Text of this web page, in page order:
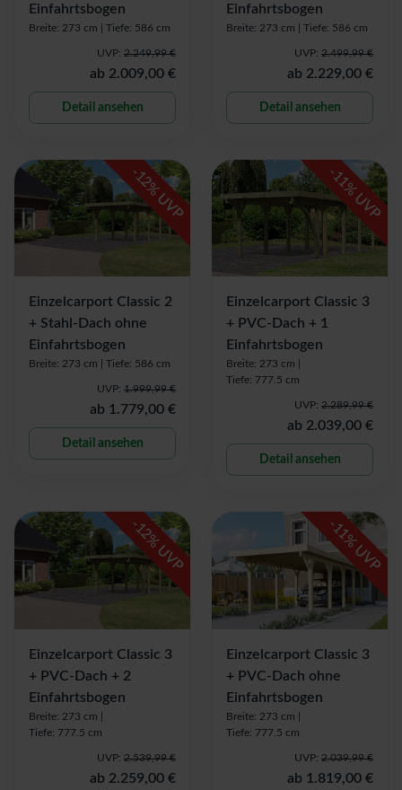
Einfahrtsbogen
Breite: 273 cm | Tiefe: 586 cm
UVP: 2.249,99 €
ab 2.009,00 €
Detail ansehen
Einfahrtsbogen
Breite: 273 cm | Tiefe: 586 cm
UVP: 2.499,99 €
ab 2.229,00 €
Detail ansehen
-
12
% UVP
Einzelcarport Classic 2
+ Stahl-Dach ohne
Einfahrtsbogen
Breite: 273 cm | Tiefe: 586 cm
UVP: 1.999,99 €
ab 1.779,00 €
Detail ansehen
-
11
% UVP
Einzelcarport Classic 3
+ PVC-Dach + 1
Einfahrtsbogen
Breite: 273 cm |
Tiefe: 777.5 cm
UVP: 2.289,99 €
ab 2.039,00 €
Detail ansehen
-
12
% UVP
Einzelcarport Classic 3
+ PVC-Dach + 2
Einfahrtsbogen
Breite: 273 cm |
Tiefe: 777.5 cm
UVP: 2.539,99 €
ab 2.259,00 €
-
11
% UVP
Einzelcarport Classic 3
+ PVC-Dach ohne
Einfahrtsbogen
Breite: 273 cm |
Tiefe: 777.5 cm
UVP: 2.039,99 €
ab 1.819,00 €